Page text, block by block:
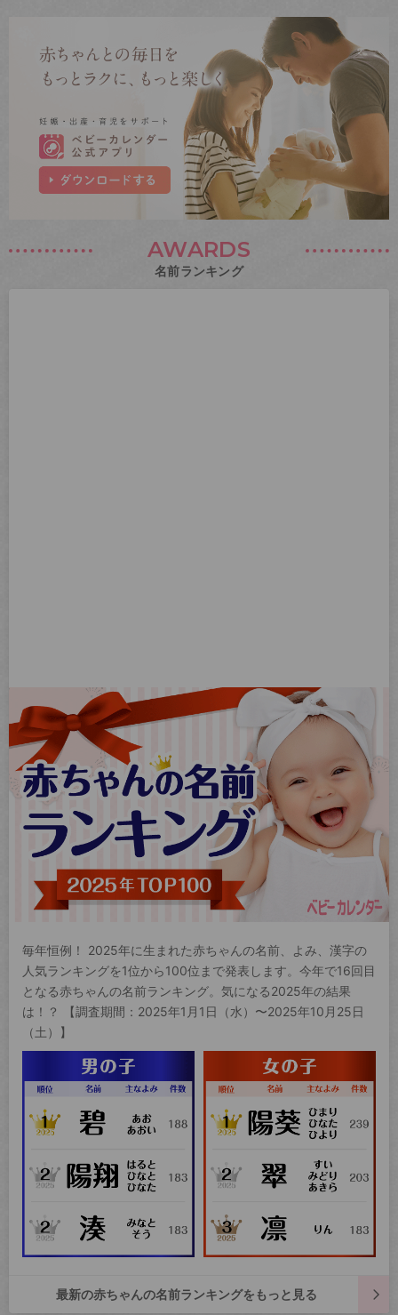
AWARDS
名前ランキング
毎年恒例！ 2025年に生まれた赤ちゃんの名前、よみ、漢字の
人気ランキングを1位から100位まで発表します。今年で16回目
となる赤ちゃんの名前ランキング。気になる2025年の結果
は！？ 【調査期間：2025年1月1日（水）〜2025年10月25日
（土）】
最新の赤ちゃんの名前ランキングをもっと見る